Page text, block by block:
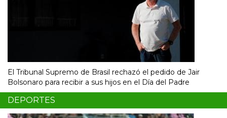
El Tribunal Supremo de Brasil rechazó el pedido de Jair
Bolsonaro para recibir a sus hijos en el Día del Padre
DEPORTES